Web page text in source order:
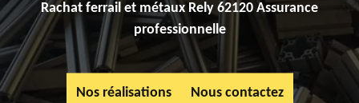
Rachat ferrail et métaux Rely 62120 Assurance
professionnelle
Nos réalisations Nous contactez